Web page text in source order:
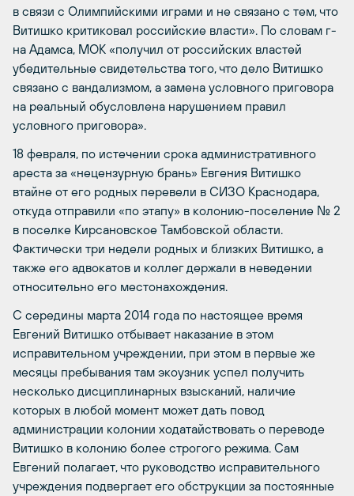
в связи с Олимпийскими играми и не связано с тем, что
Витишко критиковал российские власти». По словам г-
на Адамса, МОК «получил от российских властей
убедительные свидетельства того, что дело Витишко
связано с вандализмом, а замена условного приговора
на реальный обусловлена нарушением правил
условного приговора».
18 февраля, по истечении срока административного
ареста за «нецензурную брань» Евгения Витишко
втайне от его родных перевели в СИЗО Краснодара,
откуда отправили «по этапу» в колонию-поселение № 2
в поселке Кирсановское Тамбовской области.
Фактически три недели родных и близких Витишко, а
также его адвокатов и коллег держали в неведении
относительно его местонахождения.
С середины марта 2014 года по настоящее время
Евгений Витишко отбывает наказание в этом
исправительном учреждении, при этом в первые же
месяцы пребывания там экоузник успел получить
несколько дисциплинарных взысканий, наличие
которых в любой момент может дать повод
администрации колонии ходатайствовать о переводе
Витишко в колонию более строгого режима. Сам
Евгений полагает, что руководство исправительного
учреждения подвергает его обструкции за постоянные